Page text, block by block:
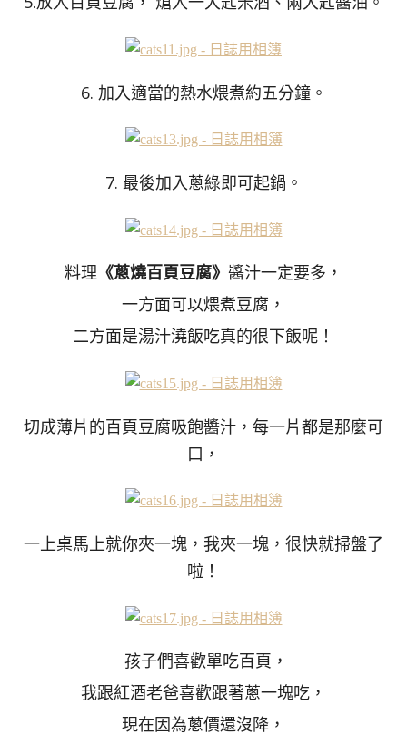
6. 加入適當的熱水煨煮約五分鐘。
7. 最後加入蔥綠即可起鍋。
料理 《蔥燒百頁豆腐》 醬汁一定要多，
一方面可以煨煮豆腐，
二方面是湯汁澆飯吃真的很下飯呢！
切成薄片的百頁豆腐吸飽醬汁，每一片都是那麼可
口，
一上桌馬上就你夾一塊，我夾一塊，很快就掃盤了
啦！
孩子們喜歡單吃百頁，
我跟紅酒老爸喜歡跟著蔥一塊吃，
現在因為蔥價還沒降，